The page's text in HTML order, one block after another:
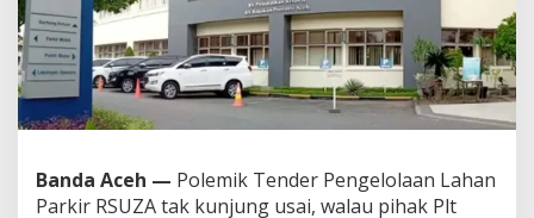
n
I
n
t
i
a
s
Banda Aceh — Polemik Tender Pengelolaan Lahan
Parkir RSUZA tak kunjung usai, walau pihak Plt